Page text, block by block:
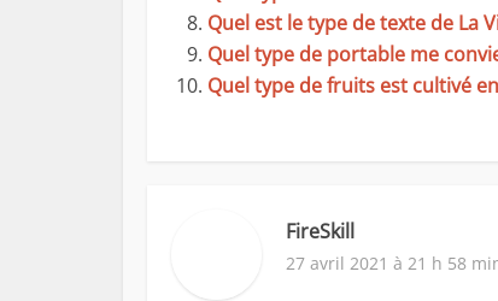
Quel est le type de texte de La
Quel type de portable me
Quel type de fruits est cultivé
FireSkill
27 avril 2021 à 21 h 58